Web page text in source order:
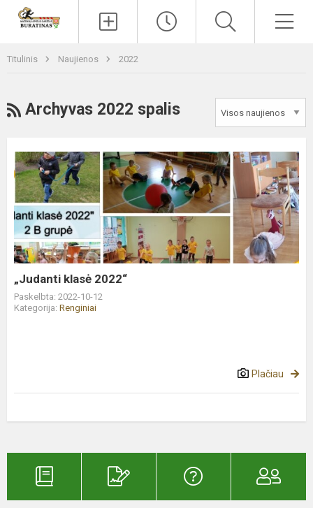
Titulinis Naujienos 2022
RSS
Archyvas 2022 spalis
„Judanti
klasė
2022“
„Judanti klasė 2022“
Paskelbta: 2022-10-12
Kategorija: Renginiai
Plačiau